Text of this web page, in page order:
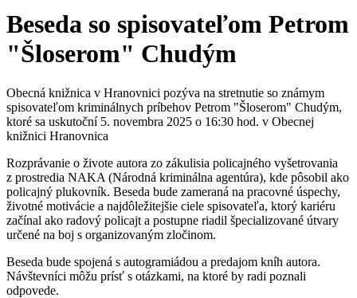
Beseda so spisovateľom Petrom
"Šloserom" Chudým
Obecná knižnica v Hranovnici pozýva na stretnutie so známym
spisovateľom kriminálnych príbehov Petrom "Šloserom" Chudým,
ktoré sa uskutoční 5. novembra 2025 o 16:30 hod. v Obecnej
knižnici Hranovnica
Rozprávanie o živote autora zo zákulisia policajného vyšetrovania
z prostredia NAKA (Národná kriminálna agentúra), kde pôsobil ako
policajný plukovník. Beseda bude zameraná na pracovné úspechy,
životné motivácie a najdôležitejšie ciele spisovateľa, ktorý kariéru
začínal ako radový policajt a postupne riadil špecializované útvary
určené na boj s organizovaným zločinom.
Beseda bude spojená s autogramiádou a predajom kníh autora.
Návštevníci môžu prísť s otázkami, na ktoré by radi poznali
odpovede.